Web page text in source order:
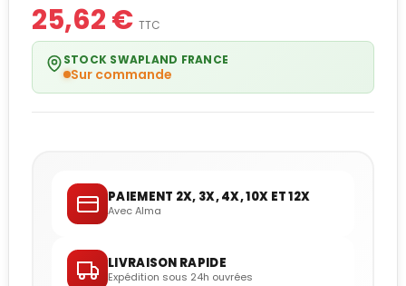
25,62 € TTC
STOCK SWAPLAND FRANCE
Sur commande
PAIEMENT 2X, 3X, 4X, 10X ET 12X
Avec Alma
LIVRAISON RAPIDE
Expédition sous 24h ouvrées